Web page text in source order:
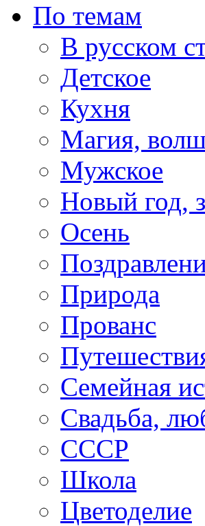
По темам
В русском
Детское
Кухня
Магия,
Мужское
Новый год,
Осень
Природа
Прованс
Семейная
Свадьба,
СССР
Школа
Цветоделие